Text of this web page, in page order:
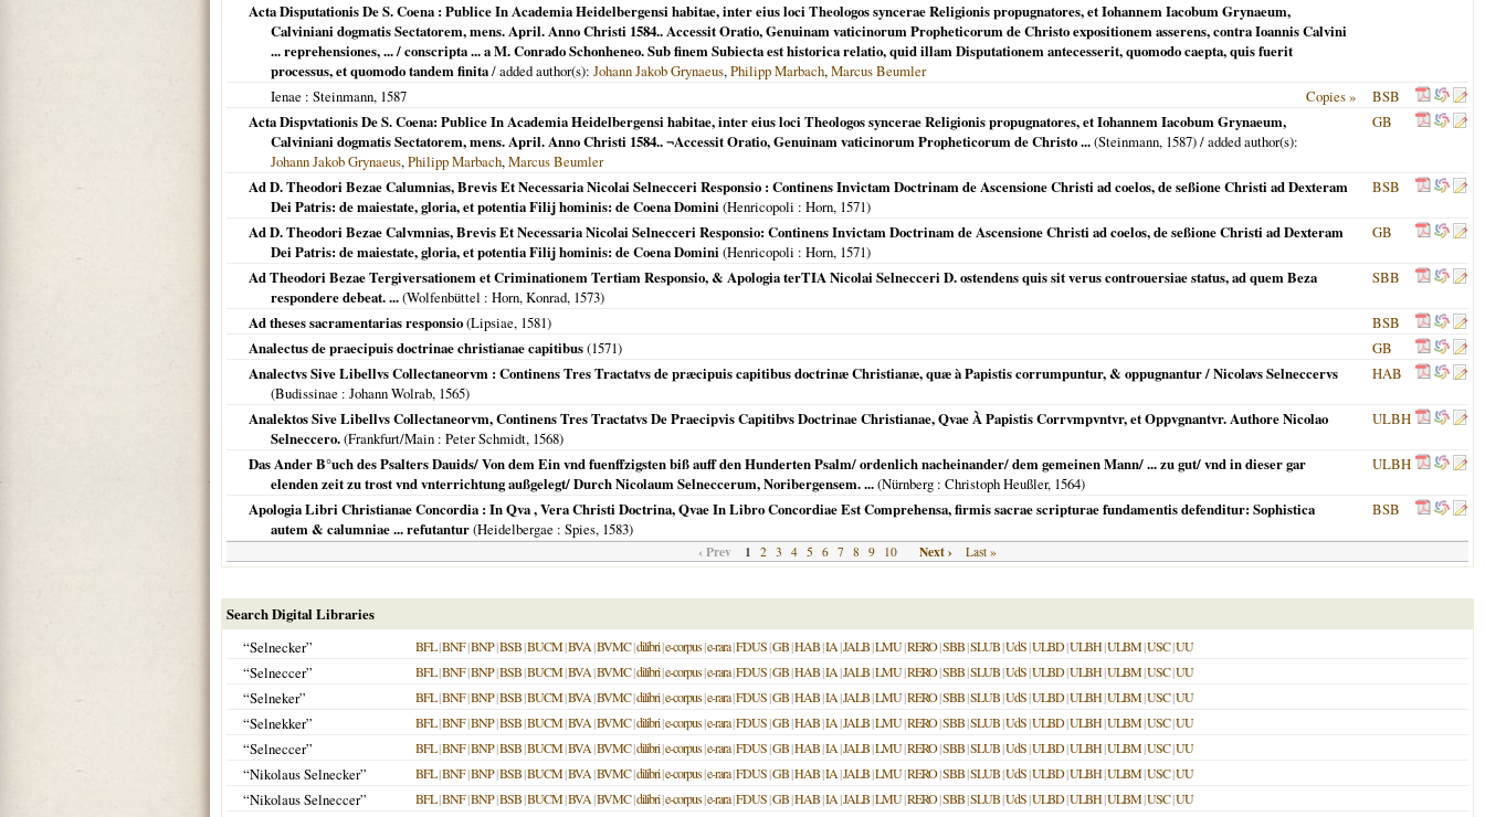
Acta Disputationis De S. Coena : Publice In Academia Heidelbergensi habitae, inter eius loci Theologos syncerae Religionis propugnatores, et Iohannem Iacobum Grynaeum,
Calviniani dogmatis Sectatorem, mens. April. Anno Christi 1584.. Accessit Oratio, Genuinam vaticinorum Propheticorum de Christo expositionem asserens, contra Ioannis Calvini
... reprehensiones, ... / conscripta ... a M. Conrado Schonheneo. Sub finem Subiecta est historica relatio, quid illam Disputationem antecesserit, quomodo caepta, quis fuerit
processus, et quomodo tandem finita/ added author(s): Johann Jakob Grynaeus,Philipp Marbach,Marcus Beumler
Ienae : Steinmann, 1587 Copies »
BSB
Acta Dispvtationis De S. Coena: Publice In Academia Heidelbergensi habitae, inter eius loci Theologos syncerae Religionis propugnatores, et Iohannem Iacobum Grynaeum,
Calviniani dogmatis Sectatorem, mens. April. Anno Christi 1584.. ¬Accessit Oratio, Genuinam vaticinorum Propheticorum de Christo ...(Steinmann, 1587) / added author(s):
Johann Jakob Grynaeus,Philipp Marbach,Marcus Beumler
GB
Ad D. Theodori Bezae Calumnias, Brevis Et Necessaria Nicolai Selnecceri Responsio : Continens Invictam Doctrinam de Ascensione Christi ad coelos, de seßione Christi ad Dexteram
Dei Patris: de maiestate, gloria, et potentia Filij hominis: de Coena Domini (Henricopoli : Horn, 1571)
BSB
Ad D. Theodori Bezae Calvmnias, Brevis Et Necessaria Nicolai Selnecceri Responsio: Continens Invictam Doctrinam de Ascensione Christi ad coelos, de seßione Christi ad Dexteram
Dei Patris: de maiestate, gloria, et potentia Filij hominis: de Coena Domini (Henricopoli : Horn, 1571)
GB
Ad Theodori Bezae Tergiversationem et Criminationem Tertiam Responsio, & Apologia terTIA Nicolai Selnecceri D. ostendens quis sit verus controuersiae status, ad quem Beza
respondere debeat. ...(Wolfenbüttel : Horn, Konrad, 1573)
SBB
Ad theses sacramentarias responsio(Lipsiae, 1581)
BSB
Analectus de praecipuis doctrinae christianae capitibus(1571)
GB
Analectvs Sive Libellvs Collectaneorvm : Continens Tres Tractatvs de præcipuis capitibus doctrinæ Christianæ, quæ à Papistis corrumpuntur, & oppugnantur / Nicolavs Selneccervs
(Budissinae : Johann Wolrab, 1565)
HAB
Analektos Sive Libellvs Collectaneorvm, Continens Tres Tractatvs De Praecipvis Capitibvs Doctrinae Christianae, Qvae À Papistis Corrvmpvntvr, et Oppvgnantvr. Authore Nicolao
Selneccero.(Frankfurt/Main : Peter Schmidt, 1568)
ULBH
Das Ander B°uch des Psalters Dauids/ Von dem Ein vnd fuenffzigsten biß auff den Hunderten Psalm/ ordenlich nacheinander/ dem gemeinen Mann/ ... zu gut/ vnd in dieser gar
elenden zeit zu trost vnd vnterrichtung außgelegt/ Durch Nicolaum Selneccerum, Noribergensem. ...(Nürnberg : Christoph Heußler, 1564)
ULBH
Apologia Libri Christianae Concordia : In Qva , Vera Christi Doctrina, Qvae In Libro Concordiae Est Comprehensa, firmis sacrae scripturae fundamentis defenditur: Sophistica
autem & calumniae ... refutantur(Heidelbergae : Spies, 1583)
BSB
‹ Prev 1 2 3 4 5 6 7 8 9 10 Next › Last »
Search Digital Libraries
“Selnecker”
BFL|BNF|BNP|BSB|BUCM|BVA|BVMC|dilibri|e-corpus|e-rara|FDUS|GB|HAB|IA|JALB|LMU|RERO|SBB|SLUB|UdS|ULBD|ULBH|ULBM|USC|UU
“Selneccer” BFL|BNF|BNP|BSB|BUCM|BVA|BVMC|dilibri|e-corpus|e-rara|FDUS|GB|HAB|IA|JALB|LMU|RERO|SBB|SLUB|UdS|ULBD|ULBH|ULBM|USC|UU
“Selneker” BFL|BNF|BNP|BSB|BUCM|BVA|BVMC|dilibri|e-corpus|e-rara|FDUS|GB|HAB|IA|JALB|LMU|RERO|SBB|SLUB|UdS|ULBD|ULBH|ULBM|USC|UU
“Selnekker” BFL|BNF|BNP|BSB|BUCM|BVA|BVMC|dilibri|e-corpus|e-rara|FDUS|GB|HAB|IA|JALB|LMU|RERO|SBB|SLUB|UdS|ULBD|ULBH|ULBM|USC|UU
“Selneccer” BFL|BNF|BNP|BSB|BUCM|BVA|BVMC|dilibri|e-corpus|e-rara|FDUS|GB|HAB|IA|JALB|LMU|RERO|SBB|SLUB|UdS|ULBD|ULBH|ULBM|USC|UU
“Nikolaus Selnecker” BFL|BNF|BNP|BSB|BUCM|BVA|BVMC|dilibri|e-corpus|e-rara|FDUS|GB|HAB|IA|JALB|LMU|RERO|SBB|SLUB|UdS|ULBD|ULBH|ULBM|USC|UU
“Nikolaus Selneccer” BFL|BNF|BNP|BSB|BUCM|BVA|BVMC|dilibri|e-corpus|e-rara|FDUS|GB|HAB|IA|JALB|LMU|RERO|SBB|SLUB|UdS|ULBD|ULBH|ULBM|USC|UU